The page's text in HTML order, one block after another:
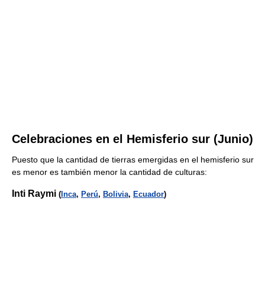
Celebraciones en el Hemisferio sur (Junio)
Puesto que la cantidad de tierras emergidas en el hemisferio sur
es menor es también menor la cantidad de culturas:
Inti Raymi (Inca, Perú, Bolivia, Ecuador)